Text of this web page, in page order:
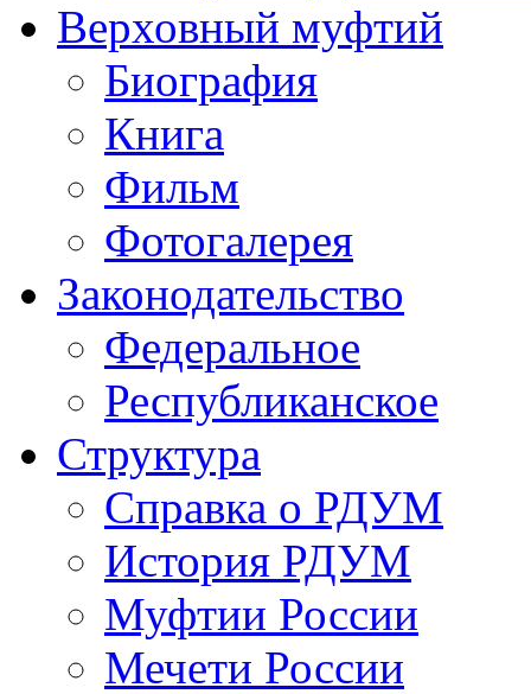
Верховный муфтий
Биография
Книга
Фильм
Фотогалерея
Законодательство
Федеральное
Республиканское
Структура
Справка о РДУМ
История РДУМ
Муфтии России
Мечети России